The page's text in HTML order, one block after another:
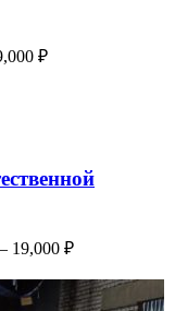
₽
19,000 ₽